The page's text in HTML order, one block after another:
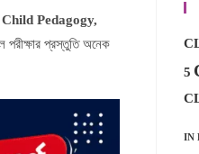
Child Pedagogy,
পরীক্ষার প্রস্তুতি অনেক
5
IN